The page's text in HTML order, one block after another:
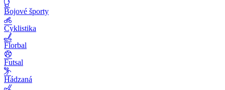
Bojové športy
Cyklistika
Florbal
Futsal
Hádzaná